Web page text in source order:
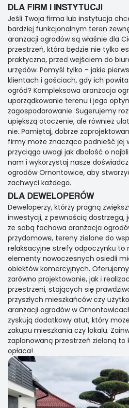
DLA FIRM I INSTYTUCJI
Jeśli Twoja firma lub instytucja
bardziej funkcjonalnym teren
aranżacji ogrodów są właśnie dla
przestrzeń, która będzie nie tylko
praktyczna, przed wejściem do
urzędów. Pomyśl tylko – jakie
klientach i gościach, gdy ich
ogród? Kompleksowa aranżacja
uporządkowanie terenu i jego
zagospodarowanie. Sugerujemy
upiększą otoczenie, ale również
nie. Pamiętaj, dobrze
firmy może znacząco podnieść jej
przyciąga uwagi jak dbałość o
nam i wykorzystaj nasze
ogrodów Ornontowice, aby
zachwyci każdego.
DLA DEWELOPERÓW
Deweloperzy, którzy pragną
inwestycji, z pewnością dostrzegą,
ze sobą fachowa aranżacja
przydomowe, tereny zielone do
relaksacyjne strefy odpoczynku to
elementy nowoczesnych osiedli
obiektów komercyjnych.
zarówno projektowanie, jak i
przestrzeni, stających się
przyszłych mieszkańców czy
aranżacji ogrodów w
zyskują dodatkowy atut, który
zakupu mieszkania czy lokalu.
zaplanowaną przestrzeń zieloną to
opłaca!